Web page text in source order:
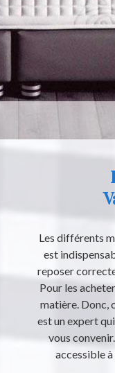
Les différents
est
reposer
Pour les
matière. Donc,
est un expert
vous
accessible